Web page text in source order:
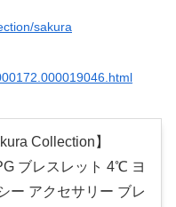
sakura
Collection】
ブレスレット 4℃ ヨ
ー アクセサリー ブレ